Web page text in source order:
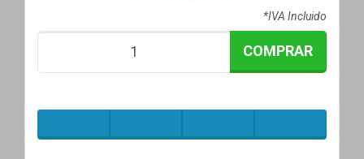
*IVA Incluido
COMPRAR